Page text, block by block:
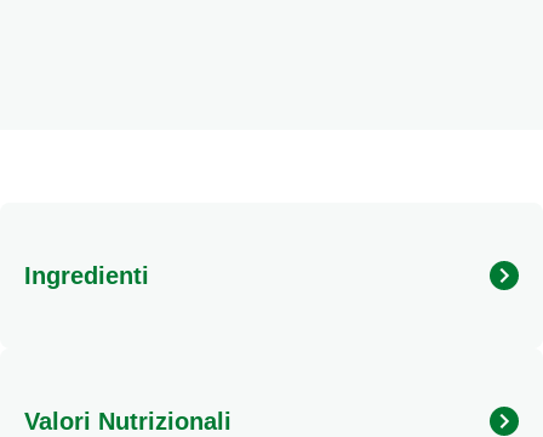
Ingredienti
cipolla, sale minerale (potassio), estratto per brodo,
Valori Nutrizionali